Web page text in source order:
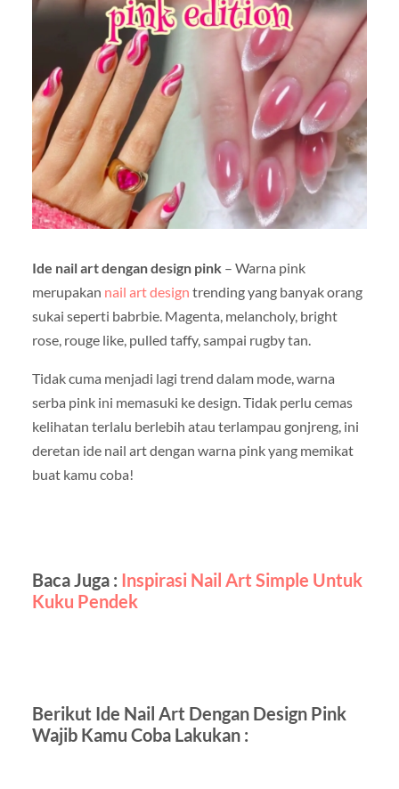
Ide nail art dengan design pink– Warna pink
merupakan nail art design trending yang banyak orang
sukai seperti babrbie. Magenta, melancholy, bright
rose, rouge like, pulled taffy, sampai rugby tan.
Tidak cuma menjadi lagi trend dalam mode, warna
serba pink ini memasuki ke design. Tidak perlu cemas
kelihatan terlalu berlebih atau terlampau gonjreng, ini
deretan ide nail art dengan warna pink yang memikat
buat kamu coba!
Baca Juga : Inspirasi Nail Art Simple Untuk
Kuku Pendek
Berikut Ide Nail Art Dengan Design Pink
Wajib Kamu Coba Lakukan :